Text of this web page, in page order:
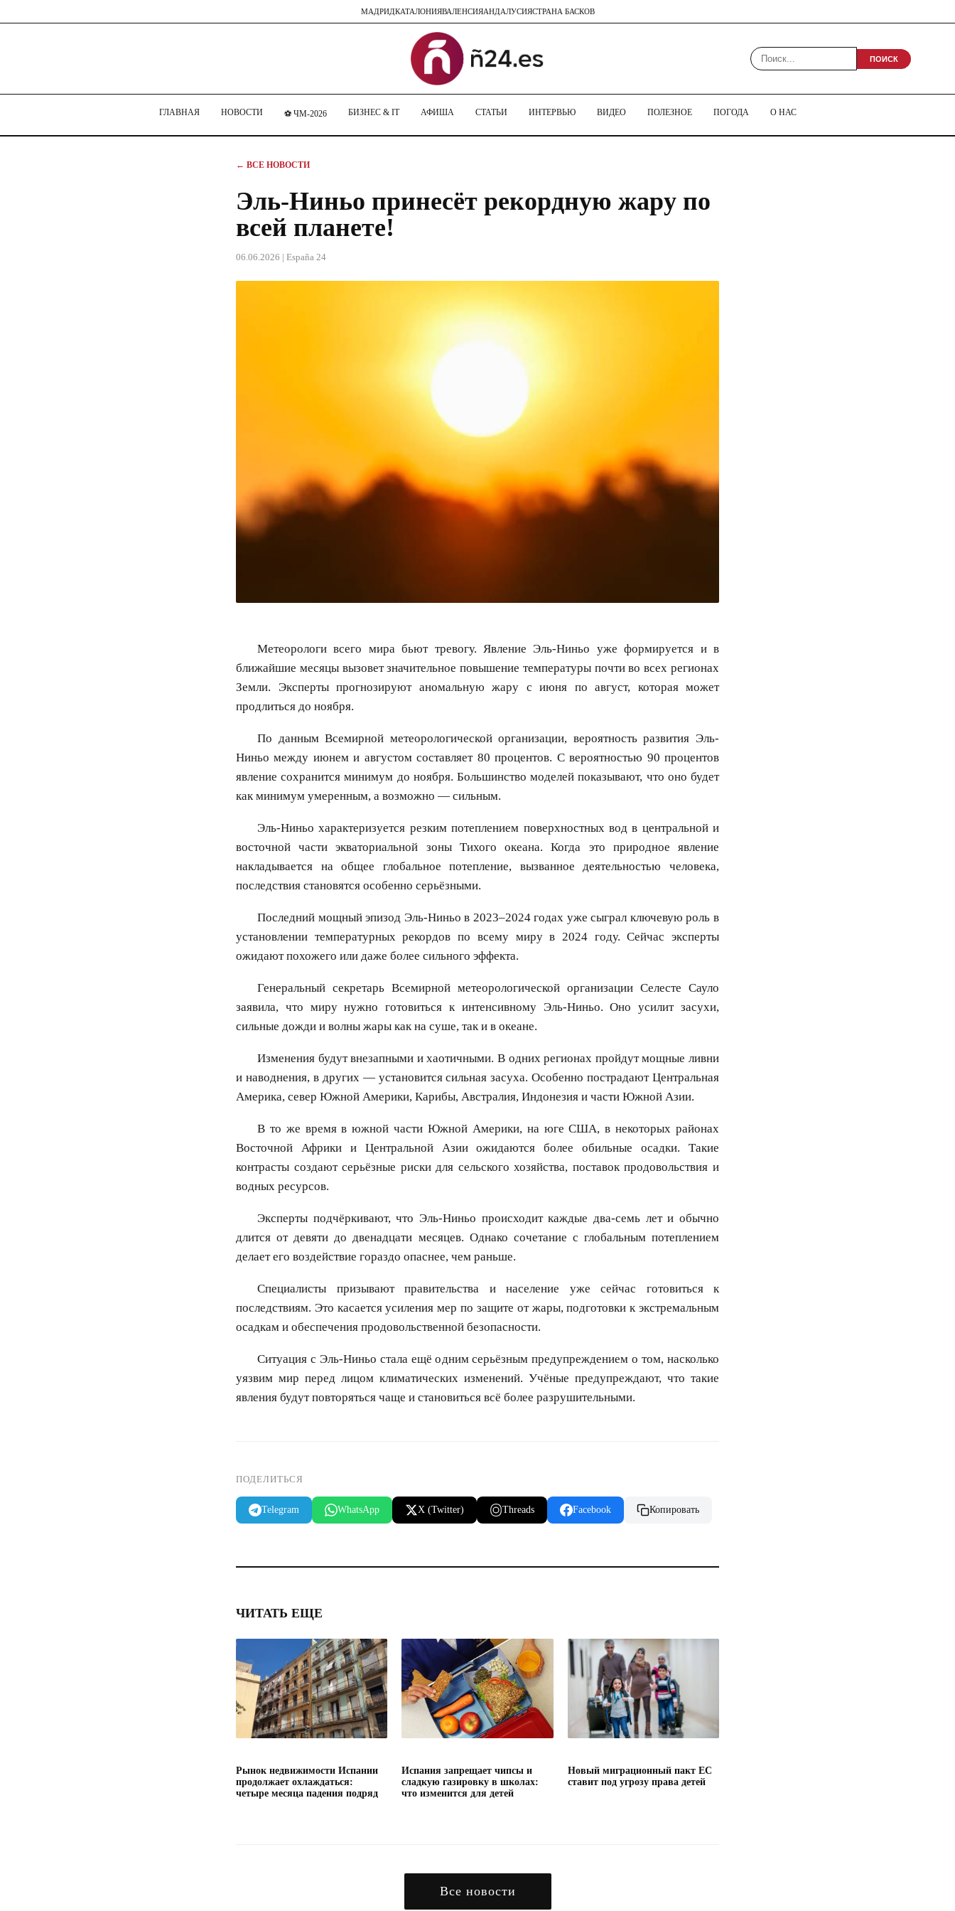
МАДРИДКАТАЛОНИЯВАЛЕНСИЯАНДАЛУСИЯСТРАНА БАСКОВ
ПОИСК
ГЛАВНАЯ НОВОСТИ ⚽ ЧМ-2026 БИЗНЕС & IT АФИША СТАТЬИ ИНТЕРВЬЮ ВИДЕО ПОЛЕЗНОЕ ПОГОДА О НАС
← ВСЕ НОВОСТИ
Эль-Ниньо принесёт рекордную жару по
всей планете!
06.06.2026 | España 24
Метеорологи всего мира бьют тревогу. Явление Эль-Ниньо уже формируется и в
ближайшие месяцы вызовет значительное повышение температуры почти во всех регионах
Земли. Эксперты прогнозируют аномальную жару с июня по август, которая может
продлиться до ноября.
По данным Всемирной метеорологической организации, вероятность развития Эль-
Ниньо между июнем и августом составляет 80 процентов. С вероятностью 90 процентов
явление сохранится минимум до ноября. Большинство моделей показывают, что оно будет
как минимум умеренным, а возможно — сильным.
Эль-Ниньо характеризуется резким потеплением поверхностных вод в центральной и
восточной части экваториальной зоны Тихого океана. Когда это природное явление
накладывается на общее глобальное потепление, вызванное деятельностью человека,
последствия становятся особенно серьёзными.
Последний мощный эпизод Эль-Ниньо в 2023–2024 годах уже сыграл ключевую роль в
установлении температурных рекордов по всему миру в 2024 году. Сейчас эксперты
ожидают похожего или даже более сильного эффекта.
Генеральный секретарь Всемирной метеорологической организации Селесте Саулo
заявила, что миру нужно готовиться к интенсивному Эль-Ниньо. Оно усилит засухи,
сильные дожди и волны жары как на суше, так и в океане.
Изменения будут внезапными и хаотичными. В одних регионах пройдут мощные ливни
и наводнения, в других — установится сильная засуха. Особенно пострадают Центральная
Америка, север Южной Америки, Карибы, Австралия, Индонезия и части Южной Азии.
В то же время в южной части Южной Америки, на юге США, в некоторых районах
Восточной Африки и Центральной Азии ожидаются более обильные осадки. Такие
контрасты создают серьёзные риски для сельского хозяйства, поставок продовольствия и
водных ресурсов.
Эксперты подчёркивают, что Эль-Ниньо происходит каждые два-семь лет и обычно
длится от девяти до двенадцати месяцев. Однако сочетание с глобальным потеплением
делает его воздействие гораздо опаснее, чем раньше.
Специалисты призывают правительства и население уже сейчас готовиться к
последствиям. Это касается усиления мер по защите от жары, подготовки к экстремальным
осадкам и обеспечения продовольственной безопасности.
Ситуация с Эль-Ниньо стала ещё одним серьёзным предупреждением о том, насколько
уязвим мир перед лицом климатических изменений. Учёные предупреждают, что такие
явления будут повторяться чаще и становиться всё более разрушительными.
ПОДЕЛИТЬСЯ
Telegram WhatsApp X (Twitter) Threads Facebook Копировать
ЧИТАТЬ ЕЩЕ
Рынок недвижимости Испании
продолжает охлаждаться:
четыре месяца падения подряд
Испания запрещает чипсы и
сладкую газировку в школах:
что изменится для детей
Новый миграционный пакт ЕС
ставит под угрозу права детей
Все новости